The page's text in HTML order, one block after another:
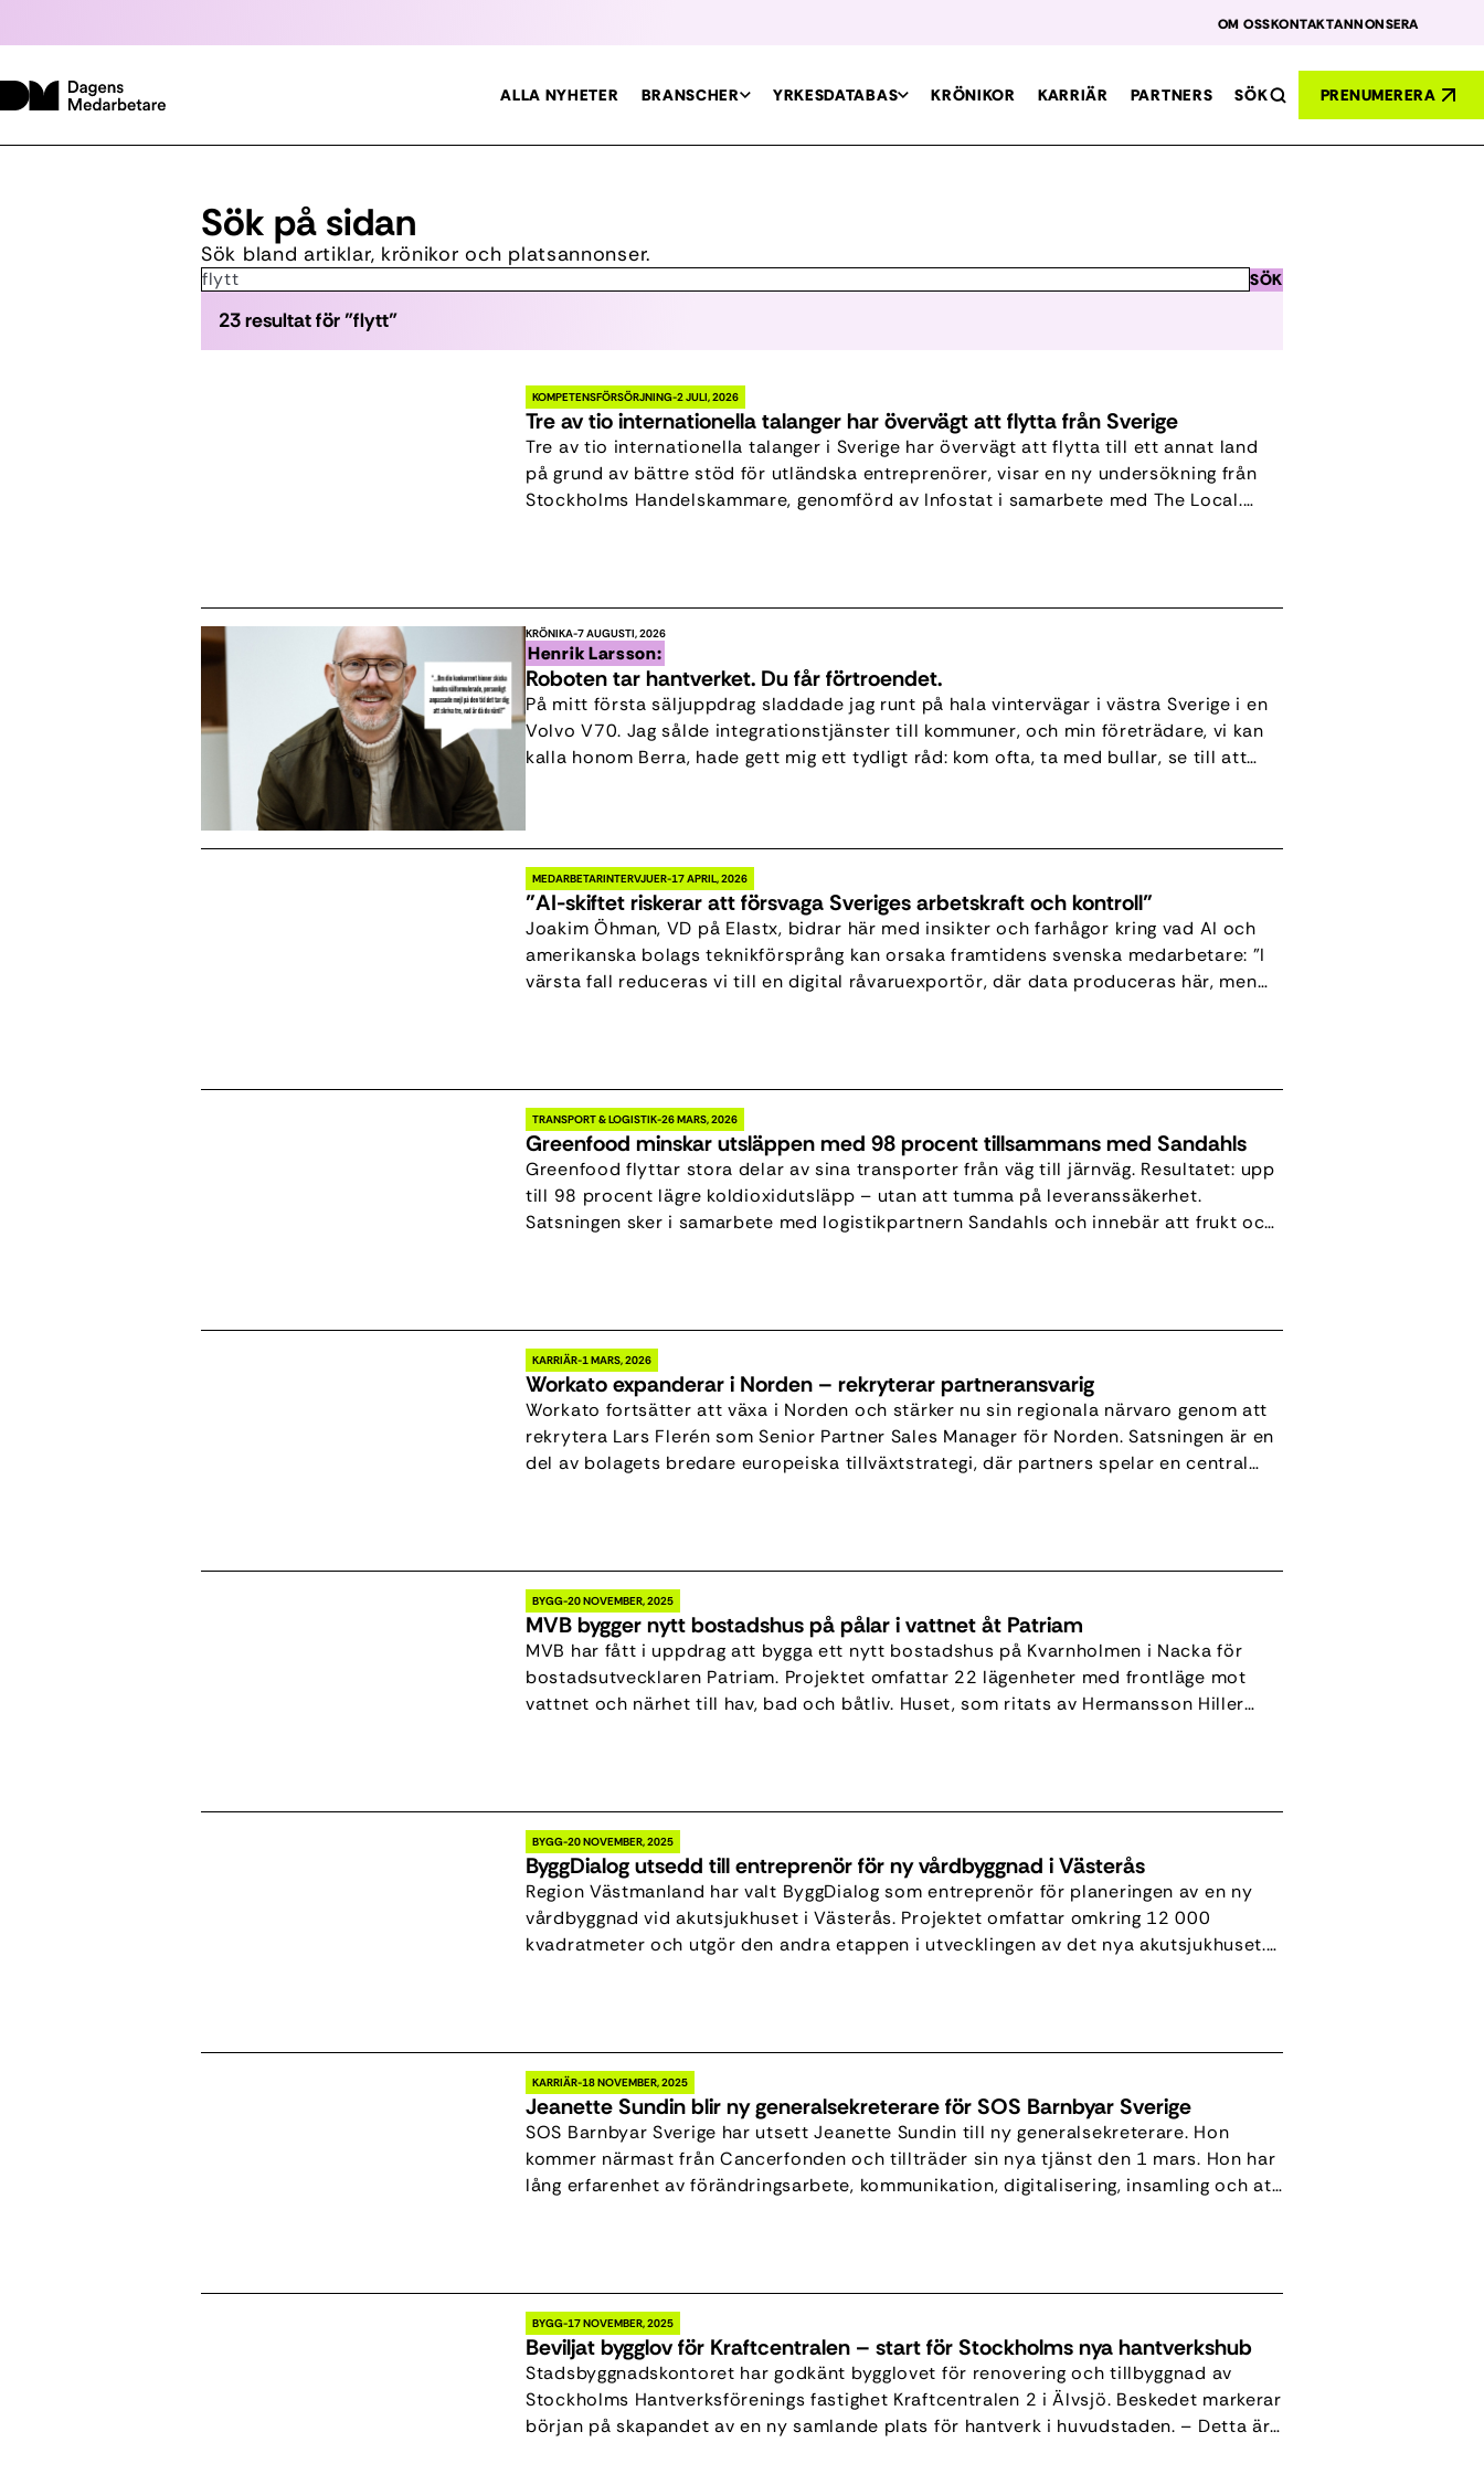
OM OSSKONTAKTANNONSERA
ALLA NYHETER BRANSCHER YRKESDATABAS KRÖNIKOR KARRIÄR PARTNERS SÖK PRENUMERERA
Sök på sidan
Sök bland artiklar, krönikor och platsannonser.
Sök: SÖK
23 resultat för "flytt"
KOMPETENSFÖRSÖRJNING 2 JULI, 2026
Tre av tio internationella talanger har övervägt att flytta från Sverige
Tre av tio internationella talanger i Sverige har övervägt att flytta till ett annat land
på grund av bättre stöd för utländska entreprenörer, visar en ny undersökning från
Stockholms Handelskammare, genomförd av Infostat i samarbete med The Local.
KRÖNIKA 7 AUGUSTI, 2026
Henrik Larsson:
Roboten tar hantverket. Du får förtroendet.
På mitt första säljuppdrag sladdade jag runt på hala vintervägar i västra Sverige i en
Volvo V70. Jag sålde integrationstjänster till kommuner, och min företrädare, vi kan
kalla honom Berra, hade gett mig ett tydligt råd: kom ofta, ta med bullar, se till att
MEDARBETARINTERVJUER 17 APRIL, 2026
”AI-skiftet riskerar att försvaga Sveriges arbetskraft och kontroll”
Joakim Öhman, VD på Elastx, bidrar här med insikter och farhågor kring vad AI och
amerikanska bolags teknikförsprång kan orsaka framtidens svenska medarbetare: "I
värsta fall reduceras vi till en digital råvaruexportör, där data produceras här, men
TRANSPORT & LOGISTIK 26 MARS, 2026
Greenfood minskar utsläppen med 98 procent tillsammans med Sandahls
Greenfood flyttar stora delar av sina transporter från väg till järnväg. Resultatet: upp
till 98 procent lägre koldioxidutsläpp – utan att tumma på leveranssäkerhet.
Satsningen sker i samarbete med logistikpartnern Sandahls och innebär att frukt och
KARRIÄR 1 MARS, 2026
Workato expanderar i Norden – rekryterar partneransvarig
Workato fortsätter att växa i Norden och stärker nu sin regionala närvaro genom att
rekrytera Lars Flerén som Senior Partner Sales Manager för Norden. Satsningen är en
del av bolagets bredare europeiska tillväxtstrategi, där partners spelar en central
BYGG 20 NOVEMBER, 2025
MVB bygger nytt bostadshus på pålar i vattnet åt Patriam
MVB har fått i uppdrag att bygga ett nytt bostadshus på Kvarnholmen i Nacka för
bostadsutvecklaren Patriam. Projektet omfattar 22 lägenheter med frontläge mot
vattnet och närhet till hav, bad och båtliv. Huset, som ritats av Hermansson Hiller
BYGG 20 NOVEMBER, 2025
ByggDialog utsedd till entreprenör för ny vårdbyggnad i Västerås
Region Västmanland har valt ByggDialog som entreprenör för planeringen av en ny
vårdbyggnad vid akutsjukhuset i Västerås. Projektet omfattar omkring 12 000
kvadratmeter och utgör den andra etappen i utvecklingen av det nya akutsjukhuset.
KARRIÄR 18 NOVEMBER, 2025
Jeanette Sundin blir ny generalsekreterare för SOS Barnbyar Sverige
SOS Barnbyar Sverige har utsett Jeanette Sundin till ny generalsekreterare. Hon
kommer närmast från Cancerfonden och tillträder sin nya tjänst den 1 mars. Hon har
lång erfarenhet av förändringsarbete, kommunikation, digitalisering, insamling och att
BYGG 17 NOVEMBER, 2025
Beviljat bygglov för Kraftcentralen – start för Stockholms nya hantverkshub
Stadsbyggnadskontoret har godkänt bygglovet för renovering och tillbyggnad av
Stockholms Hantverksförenings fastighet Kraftcentralen 2 i Älvsjö. Beskedet markerar
början på skapandet av en ny samlande plats för hantverk i huvudstaden. – Detta är